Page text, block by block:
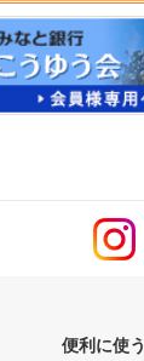
便利に使う